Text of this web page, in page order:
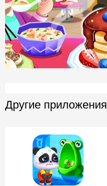
Другие приложения